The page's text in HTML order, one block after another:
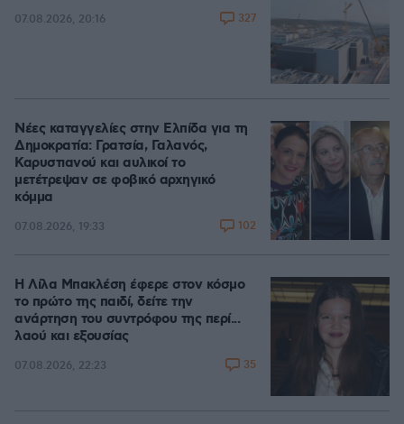
07.08.2026, 20:16 327
Νέες καταγγελίες στην Ελπίδα για τη
Δημοκρατία: Γρατσία, Γαλανός,
Καρυστιανού και αυλικοί το
μετέτρεψαν σε φοβικό αρχηγικό
κόμμα
07.08.2026, 19:33 102
Η Λίλα Μπακλέση έφερε στον κόσμο
το πρώτο της παιδί, δείτε την
ανάρτηση του συντρόφου της περί...
λαού και εξουσίας
07.08.2026, 22:23 35